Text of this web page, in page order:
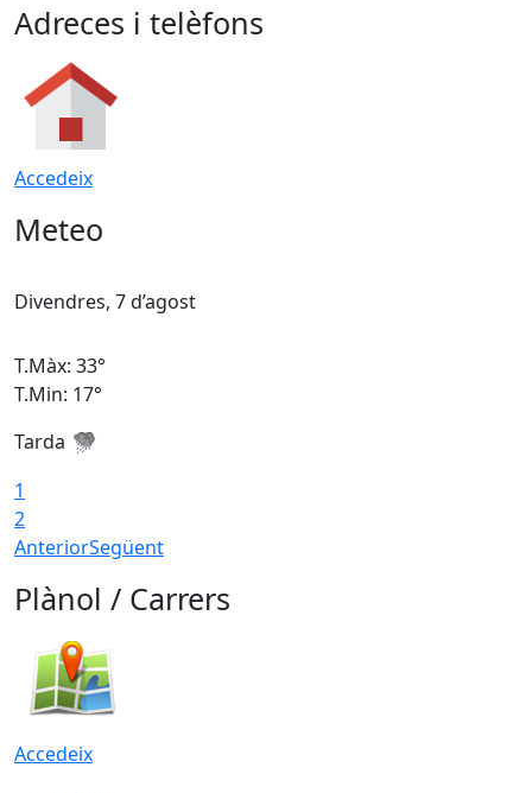
Adreces i telèfons
Accedeix
Meteo
Divendres, 7 d’agost
T.Màx: 33°
T.Min: 17°
Tarda
1
2
AnteriorSegüent
Plànol / Carrers
Accedeix